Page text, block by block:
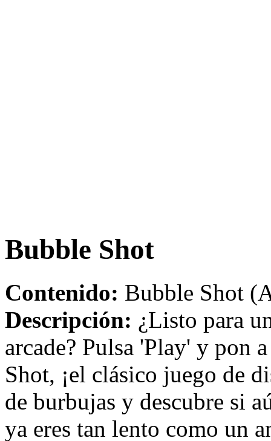
Bubble Shot
Contenido: Bubble Shot
Descripción: ¿Listo para
arcade? Pulsa 'Play' y pon
Shot, ¡el clásico juego de
de burbujas y descubre si
ya eres tan lento como un